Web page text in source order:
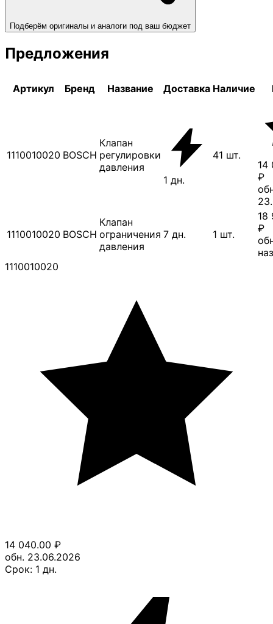
Подберём оригиналы и аналоги под ваш бюджет
Предложения
Артикул Бренд Название Доставка Наличие
1110010020 BOSCH
Клапан
регулировки
давления
1 дн.
41 шт.
14
₽
1110010020 BOSCH
Клапан
ограничения
давления
7 дн. 1 шт.
18
₽
1110010020
14 040.00 ₽
обн. 23.06.2026
Срок: 1 дн.